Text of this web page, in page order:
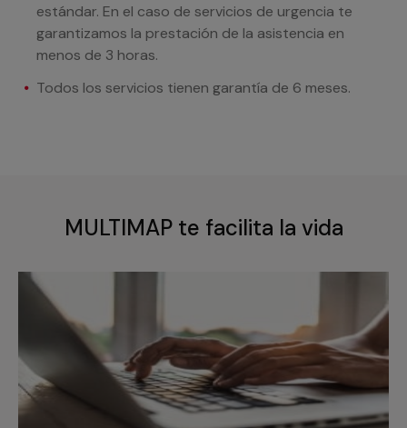
estándar. En el caso de servicios de urgencia te
garantizamos la prestación de la asistencia en
menos de 3 horas.
Todos los servicios tienen garantía de 6 meses.
MULTIMAP te facilita la vida